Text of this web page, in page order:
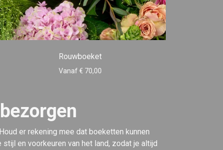
Rouwboeket
Vanaf € 70,00
er rekening mee dat boeketten kunnen
en voorkeuren van het land, zodat je altijd